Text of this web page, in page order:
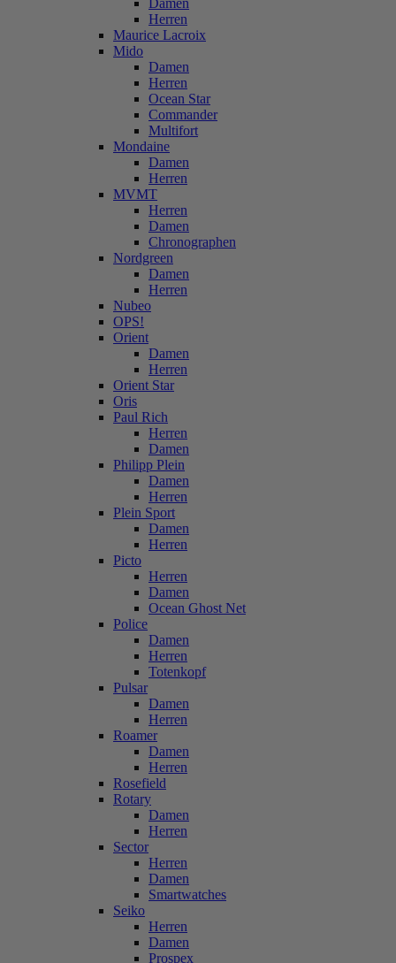
Damen
Herren
Maurice Lacroix
Mido
Damen
Herren
Ocean Star
Commander
Multifort
Mondaine
Damen
Herren
MVMT
Herren
Damen
Chronographen
Nordgreen
Damen
Herren
Nubeo
OPS!
Orient
Damen
Herren
Orient Star
Oris
Paul Rich
Herren
Damen
Philipp Plein
Damen
Herren
Plein Sport
Damen
Herren
Picto
Herren
Damen
Ocean Ghost Net
Police
Damen
Herren
Totenkopf
Pulsar
Damen
Herren
Roamer
Damen
Herren
Rosefield
Rotary
Damen
Herren
Sector
Herren
Damen
Smartwatches
Seiko
Herren
Damen
Prospex